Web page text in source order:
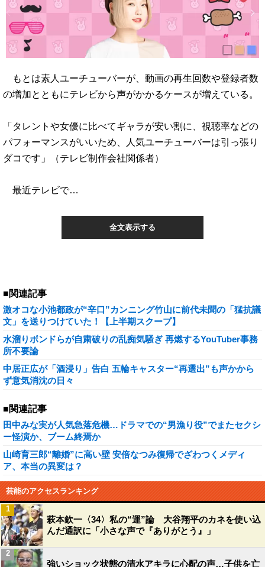
もとは素人ユーチューバーが、動画の再生回数や登録者数
の増加とともにテレビから声がかかるケースが増えている。
「タレントや女優に比べてギャラが安い割に、視聴率などの
パフォーマンスがいいため、人気ユーチューバーは引っ張り
ダコです」（テレビ制作会社関係者）
最近テレビで…
全文表示する
■関連記事
激オコな小池都政が“辛口”カンニング竹山に前代未聞の「猛抗議
文」を送りつけていた！【上半期スクープ】
水溜りボンドらが自粛破りの乱痴気騒ぎ 再燃するYouTuber事務
所不要論
中居正広が「酒浸り」告白 五輪キャスター“再選出”も声かから
ず意気消沈の日々
■関連記事
田中みな実が人気急落危機…ドラマでの“男漁り役”でまたセクシ
ー怪演か、ブーム終焉か
山崎育三郎“離婚”に高い壁 安倍なつみ復帰でざわつくメディ
ア、本当の異変は？
芸能のアクセスランキング
萩本欽一〈34〉私の“運”論 大谷翔平のカネを使い込
んだ通訳に「小さな声で『ありがとう』」
1
強いショック状態の清水アキラに心配の声…子供を亡
2